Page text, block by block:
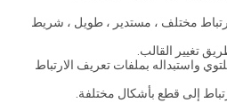
مختلف ، مستدير ، طويل ، شريط
واستبداله بملفات تعريف الارتباط